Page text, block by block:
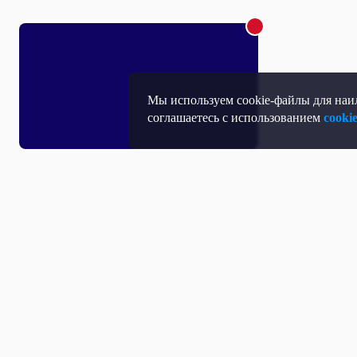
Мы используем cookie-файлы для
соглашаетесь с использованием